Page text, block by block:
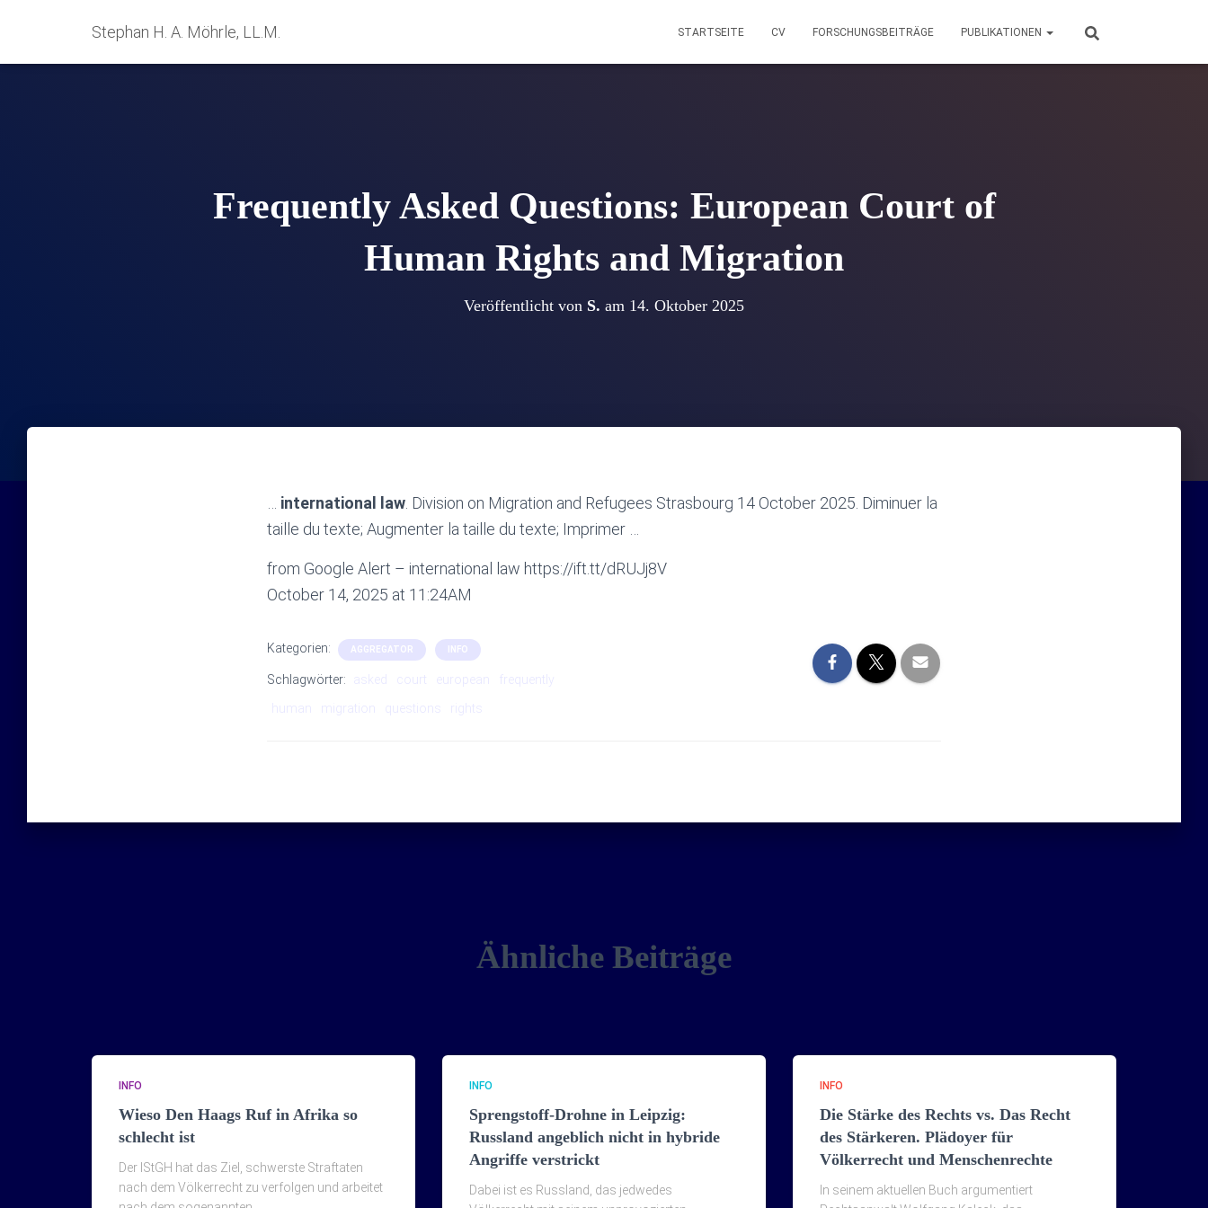
Stephan H. A. Möhrle, LL.M. STARTSEITE CV FORSCHUNGSBEITRÄGE PUBLIKATIONEN
Frequently Asked Questions: European Court of
Human Rights and Migration
Veröffentlicht von S. am 14. Oktober 2025
international law . Division on Migration and Refugees Strasbourg 14 October 2025. Diminuer la
taille du texte; Augmenter la taille du texte; Imprimer …
from Google Alert – international law https://ift.tt/dRUJj8V
October 14, 2025 at 11:24AM
Kategorien: AGGREGATOR INFO
Schlagwörter: asked court european
frequently
human
migration questions rights
Ähnliche Beiträge
INFO
Wieso Den Haags Ruf in Afrika so
schlecht ist
Der IStGH hat das Ziel, schwerste Straftaten
nach dem Völkerrecht zu verfolgen und arbeitet
INFO
Sprengstoff-Drohne in Leipzig:
Russland angeblich nicht in hybride
Angriffe verstrickt
Dabei ist es Russland, das jedwedes
INFO
Die Stärke des Rechts vs. Das Recht
des Stärkeren. Plädoyer für
Völkerrecht und Menschenrechte
In seinem aktuellen Buch argumentiert